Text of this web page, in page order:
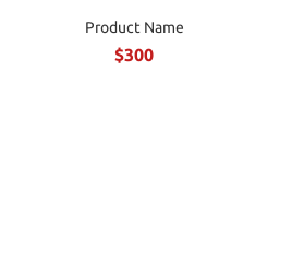
Product Name
$300